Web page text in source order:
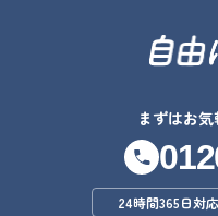
まずはお
24時間365日対応